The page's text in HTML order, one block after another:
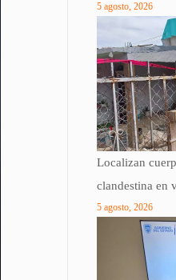
5 agosto, 2026
Localizan
clandestina en
5 agosto, 2026